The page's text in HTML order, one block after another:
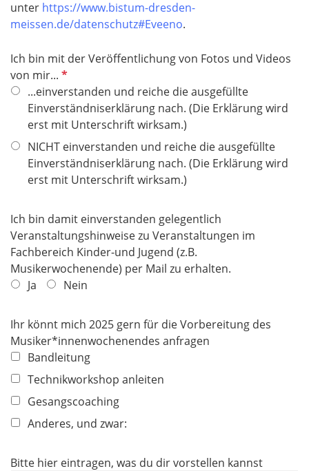
unter https://www.bistum-dresden-
meissen.de/datenschutz#Eveeno.
Ich bin mit der Veröffentlichung von Fotos und Videos
von mir... P
f
l
i
c
l
d
...einverstanden und reiche die ausgefüllte
Einverständniserklärung nach. (Die Erklärung wird
erst mit Unterschrift wirksam.)
NICHT einverstanden und reiche die ausgefüllte
Einverständniserklärung nach. (Die Erklärung wird
erst mit Unterschrift wirksam.)
Ich bin damit einverstanden gelegentlich
Veranstaltungshinweise zu Veranstaltungen im
Fachbereich Kinder-und Jugend (z.B.
Musikerwochenende) per Mail zu erhalten.
Ja
Nein
Ihr könnt mich 2025 gern für die Vorbereitung des
Musiker*innenwochenendes anfragen
Bandleitung
Technikworkshop anleiten
Gesangscoaching
Anderes, und zwar:
Bitte hier eintragen, was du dir vorstellen kannst